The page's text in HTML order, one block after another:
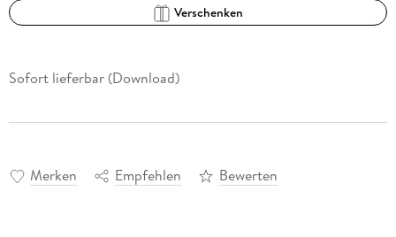
Verschenken
Sofort lieferbar (Download)
Merken Empfehlen Bewerten